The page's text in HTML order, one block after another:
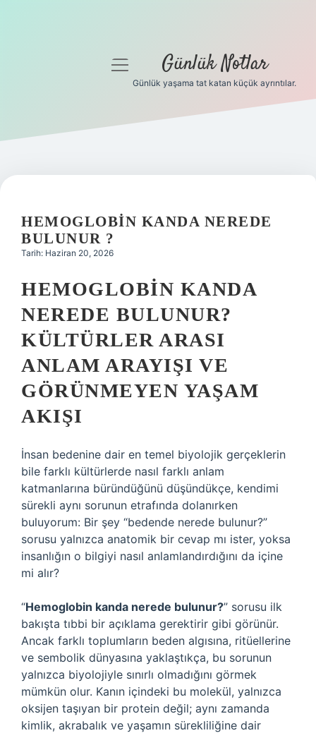
Gizlilik Politikası
Yasal Uyarı
menüyü
Günlük Notlar
Günlük yaşama tat katan küçük ayrıntılar.
HEMOGLOBIN KANDA NEREDE
BULUNUR ?
Tarih: Haziran 20, 2026
HEMOGLOBIN KANDA
NEREDE BULUNUR?
KÜLTÜRLER ARASI
ANLAM ARAYIŞI VE
GÖRÜNMEYEN YAŞAM
AKIŞI
İnsan bedenine dair en temel biyolojik gerçeklerin
bile farklı kültürlerde nasıl farklı anlam
katmanlarına büründüğünü düşündükçe, kendimi
sürekli aynı sorunun etrafında dolanırken
buluyorum: Bir şey “bedende nerede bulunur?”
sorusu yalnızca anatomik bir cevap mı ister, yoksa
insanlığın o bilgiyi nasıl anlamlandırdığını da içine
mi alır?
“Hemoglobin kanda nerede bulunur?” sorusu ilk
bakışta tıbbi bir açıklama gerektirir gibi görünür.
Ancak farklı toplumların beden algısına, ritüellerine
ve sembolik dünyasına yaklaştıkça, bu sorunun
yalnızca biyolojiyle sınırlı olmadığını görmek
mümkün olur. Kanın içindeki bu molekül, yalnızca
oksijen taşıyan bir protein değil; aynı zamanda
kimlik, akrabalık ve yaşamın sürekliliğine dair